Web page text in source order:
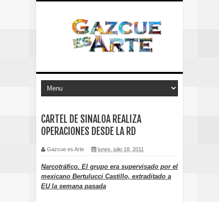
CARTEL DE SINALOA REALIZA
OPERACIONES DESDE LA RD
Gazcue es Arte lunes, julio 18, 2011
Narcotráfico. El grupo era supervisado por el
mexicano Bertulucci Castillo, extraditado a
EU la semana pasada